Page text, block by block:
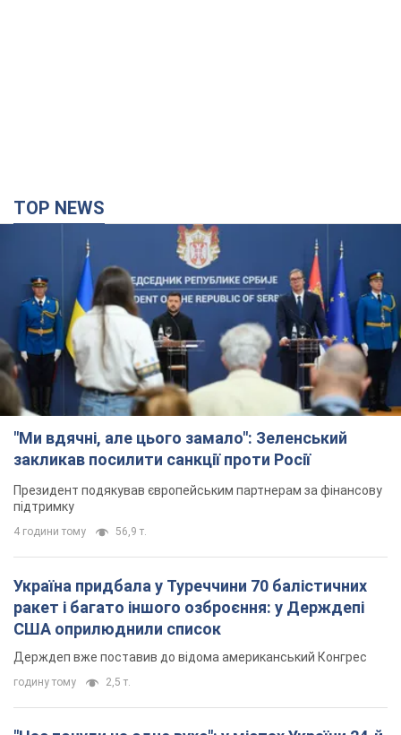
"Ми вдячні, але цього замало": Зеленський
закликав посилити санкції проти Росії
Президент подякував європейським партнерам за фінансову
підтримку
4 години тому 56,9 т.
Україна придбала у Туреччини 70 балістичних
ракет і багато іншого озброєння: у Держдепі
США оприлюднили список
годину тому
"Нас почули на одне вухо": у містах України 24-й
день поспіль тривають мітинги на підтримку
Федорова. Фото і відео
Антиурядові виступи з вимогою повернути Федорова досі